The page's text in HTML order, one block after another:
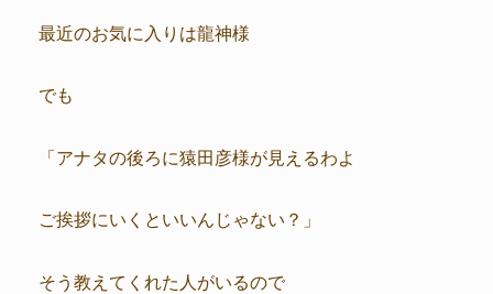
最近のお気に入りは龍神様
でも
「アナタの後ろに猿田彦様が見えるわよ
ご挨拶にいくといいんじゃない？」
そう教えてくれた人がいるので